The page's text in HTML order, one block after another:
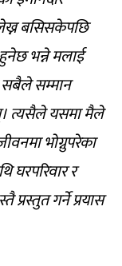
बसिसकेपछि
भन्ने मलाई
सम्मान
त्यसैले यसमा मैले
भोग्नुपरेका
घरपरिवार र
गर्ने प्रयास